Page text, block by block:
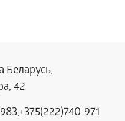
Беларусь,
42
,+375(222)740-971